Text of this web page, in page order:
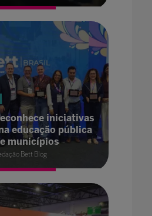
iniciativas
educação pública
municípios
Bett Blog